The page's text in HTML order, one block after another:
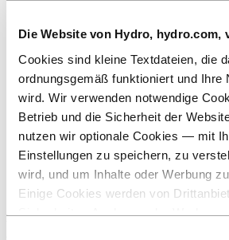
Die Website von Hydro, hydro.com,
Cookies sind kleine Textdateien, die
ordnungsgemäß funktioniert und
wird. Wir verwenden notwendige
Betrieb und die Sicherheit der
nutzen wir optionale Cookies — mit
Einstellungen zu speichern, zu
wird, und um Inhalte oder Werbung
Einige Cookies werden von
HLK
Industriedesign
Elektronik
Allgemeiner Maschinenbau
Über Aluminium
Innovationen, Forschung und
ALUMINIUM 2026
Aluminium
Branchen, in denen wir tätig sind
Automobilindustrie
Inneneinrichtung und Komponenten